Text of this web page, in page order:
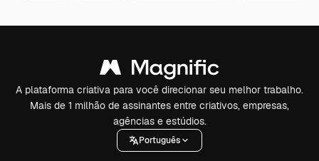
A plataforma criativa para você direcionar seu melhor trabalho.
Mais de 1 milhão de assinantes entre criativos, empresas,
agências e estúdios.
Português